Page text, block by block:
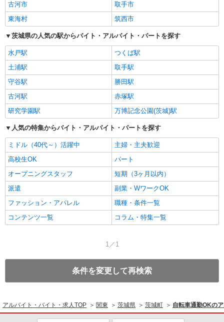
古河市
取手市
東海村
筑西市
茨城県の人気の駅からバイト・アルバイト・パートを探す
水戸駅
つくば駅
土浦駅
取手駅
守谷駅
勝田駅
古河駅
赤塚駅
研究学園駅
万博記念公園(茨城)駅
人気の特集からバイト・アルバイト・パートを探す
ミドル（40代～）活躍中
主婦・主夫歓迎
高校生OK
パート
オープニングスタッフ
短期（3ヶ月以内）
派遣
副業・WワークOK
ファッション・アパレル
職種・条件一覧
コンテンツ一覧
コラム・特集一覧
1／1
条件を変更して再検索
アルバイト・バイト・求人TOP 関東 茨城県 茨城町 自転車通勤OKの